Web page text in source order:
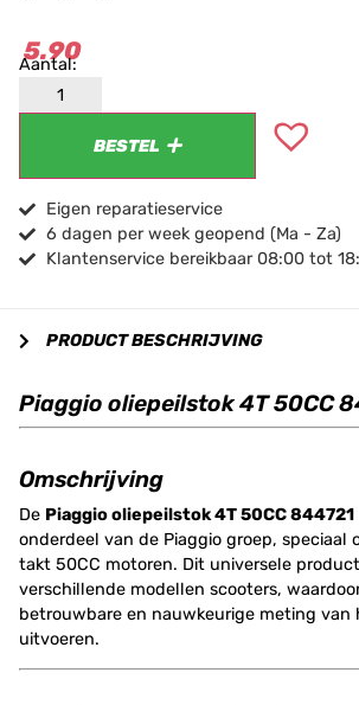
5.90
BESTEL
Eigen reparatieservice
6 dagen per week geopend (Ma - Za)
Klantenservice bereikbaar 08:00 tot
PRODUCT BESCHRIJVING
Piaggio oliepeilstok 4T 50CC
Omschrijving
De Piaggio oliepeilstok 4T 50CC 844721
onderdeel van de Piaggio groep, speciaal
takt 50CC motoren. Dit universele
verschillende modellen scooters,
betrouwbare en nauwkeurige meting van
uitvoeren.